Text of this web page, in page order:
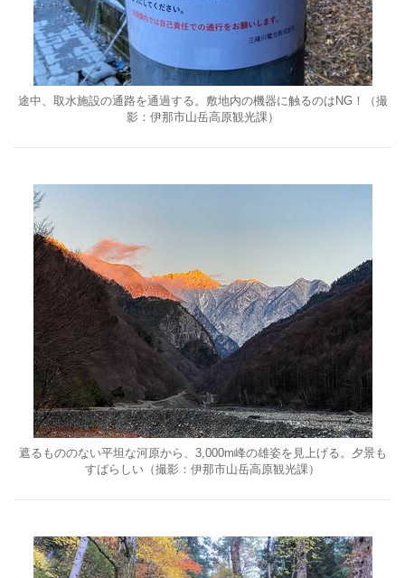
途中、取水施設の通路を通過する。敷地内の機器に触るのはNG！（撮
影：伊那市山岳高原観光課）
遮るもののない平坦な河原から、3,000m峰の雄姿を見上げる。夕景も
すばらしい（撮影：伊那市山岳高原観光課）